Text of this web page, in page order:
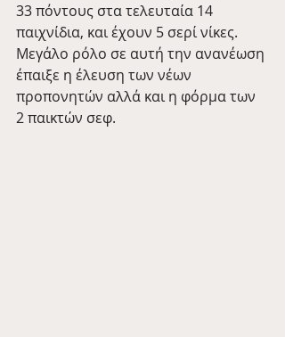
33 πόντους στα τελευταία 14
παιχνίδια, και έχουν 5 σερί νίκες.
Μεγάλο ρόλο σε αυτή την ανανέωση
έπαιξε η έλευση των νέων
προπονητών αλλά και η φόρμα των
2 παικτών σεφ.